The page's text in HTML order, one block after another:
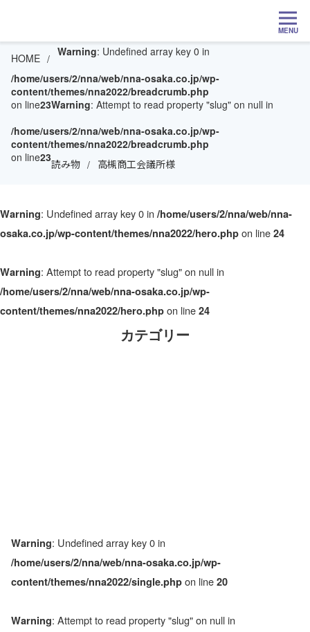
MENU
HOME Warning: Undefined array key 0 in
/home/users/2/nna/web/nna-osaka.co.jp/wp-
content/themes/nna2022/breadcrumb.php
on line23Warning: Attempt to read property "slug" on null in
/home/users/2/nna/web/nna-osaka.co.jp/wp-
content/themes/nna2022/breadcrumb.php
on line23読み物 高槻商工会議所様
Warning: Undefined array key 0 in /home/users/2/nna/web/nna-
osaka.co.jp/wp-content/themes/nna2022/hero.php on line 24
Warning: Attempt to read property "slug" on null in
/home/users/2/nna/web/nna-osaka.co.jp/wp-
content/themes/nna2022/hero.php on line 24
カテゴリー
Warning: Undefined array key 0 in
/home/users/2/nna/web/nna-osaka.co.jp/wp-
content/themes/nna2022/single.php on line 20
Warning: Attempt to read property "slug" on null in